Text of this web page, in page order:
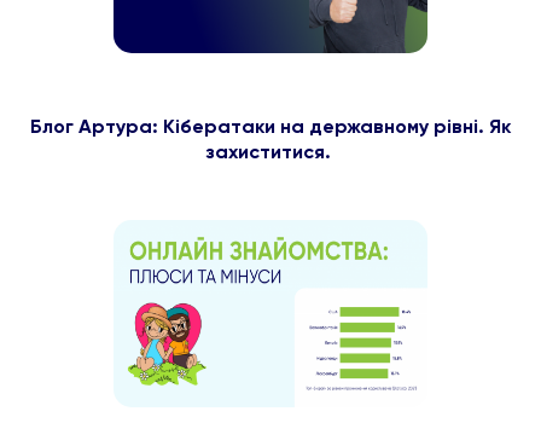
Блог Артура: Кібератаки на державному рівні. Як
захиститися.